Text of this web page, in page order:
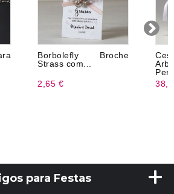
Borbolefly Broche
Strass com...
2,65 €
para Festas